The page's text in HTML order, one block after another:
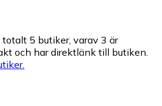
5 butiker, varav 3 är
och har direktlänk till butiken.